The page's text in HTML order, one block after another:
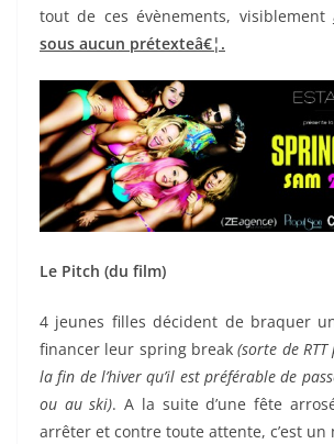
tout de ces évènements, visiblement
sous aucun prétexteâ€¦.
Le Pitch (du film)
4 jeunes filles décident de braquer
financer leur spring break(sorte de
la fin de l’hiver qu’il est préférable de
ou au ski). A la suite d’une fête
arrêter et contre toute attente, c’est